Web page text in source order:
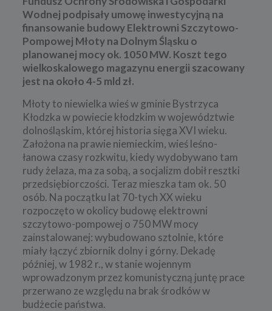
Wodnej podpisały umowę inwestycyjną na
finansowanie budowy Elektrowni Szczytowo-
Pompowej Młoty na Dolnym Śląsku o
planowanej mocy ok. 1050 MW. Koszt tego
wielkoskalowego magazynu energii szacowany
jest na około 4-5 mld zł.
Młoty to niewielka wieś w gminie Bystrzyca
Kłodzka w powiecie kłodzkim w województwie
dolnośląskim, której historia sięga XVI wieku.
Założona na prawie niemieckim, wieś leśno-
łanowa czasy rozkwitu, kiedy wydobywano tam
rudy żelaza, ma za sobą, a socjalizm dobił resztki
przedsiębiorczości. Teraz mieszka tam ok. 50
osób. Na początku lat 70-tych XX wieku
rozpoczęto w okolicy budowę elektrowni
szczytowo-pompowej o 750 MW mocy
zainstalowanej: wybudowano sztolnie, które
miały łączyć zbiornik dolny i górny. Dekadę
później, w 1982 r., w stanie wojennym
wprowadzonym przez komunistyczną juntę prace
przerwano ze względu na brak środków w
budżecie państwa.